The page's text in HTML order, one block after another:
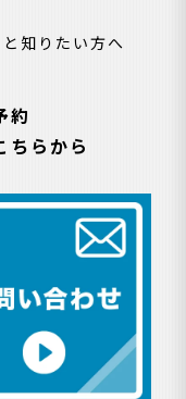
知りたい方へ
約
ちらから